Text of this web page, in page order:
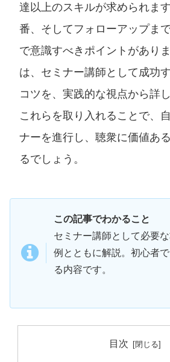
達以上のスキルが求められま
番、そしてフォローアップま
で意識すべきポイントがあり
は、セミナー講師として成功
コツを、実践的な視点から詳
これらを取り入れることで、
ナーを進行し、聴衆に価値あ
るでしょう。
この記事でわかること
セミナー講師として必要
例とともに解説。初心者
る内容です。
目次